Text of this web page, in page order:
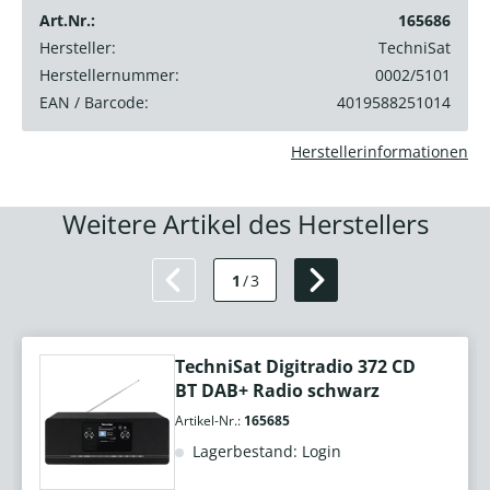
Art.Nr.:
165686
Hersteller:
TechniSat
Herstellernummer:
0002/5101
EAN / Barcode:
4019588251014
Herstellerinformationen
Weitere Artikel des Herstellers
1 /3
TechniSat Digitradio 372 CD
BT DAB+ Radio schwarz
Artikel-Nr.: 165685
Lagerbestand: Login